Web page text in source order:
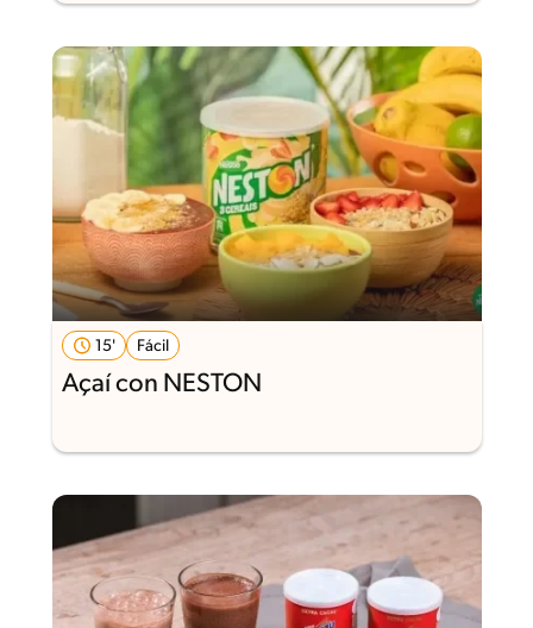
15' Fácil
Açaí con NESTON